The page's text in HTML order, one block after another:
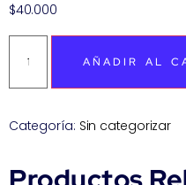
$40.000
AÑADIR AL
Categoría: Sin categorizar